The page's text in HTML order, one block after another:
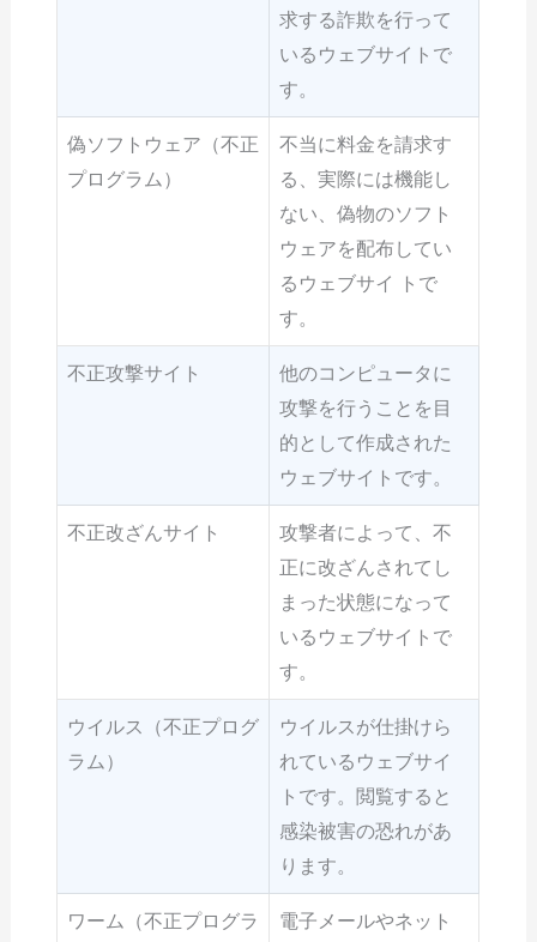
求する詐欺を行って
いるウェブサイトで
す。
偽ソフトウェア（不正
プログラム）
不当に料金を請求す
る、実際には機能し
ない、偽物のソフト
ウェアを配布してい
るウェブサイ トで
す。
不正攻撃サイト
他のコンピュータに
攻撃を行うことを目
的として作成された
ウェブサイトです。
不正改ざんサイト
攻撃者によって、不
正に改ざんされてし
まった状態になって
いるウェブサイトで
す。
ウイルス（不正プログ
ラム）
ウイルスが仕掛けら
れているウェブサイ
トです。閲覧すると
感染被害の恐れがあ
ります。
ワーム（不正プログラ
電子メールやネット